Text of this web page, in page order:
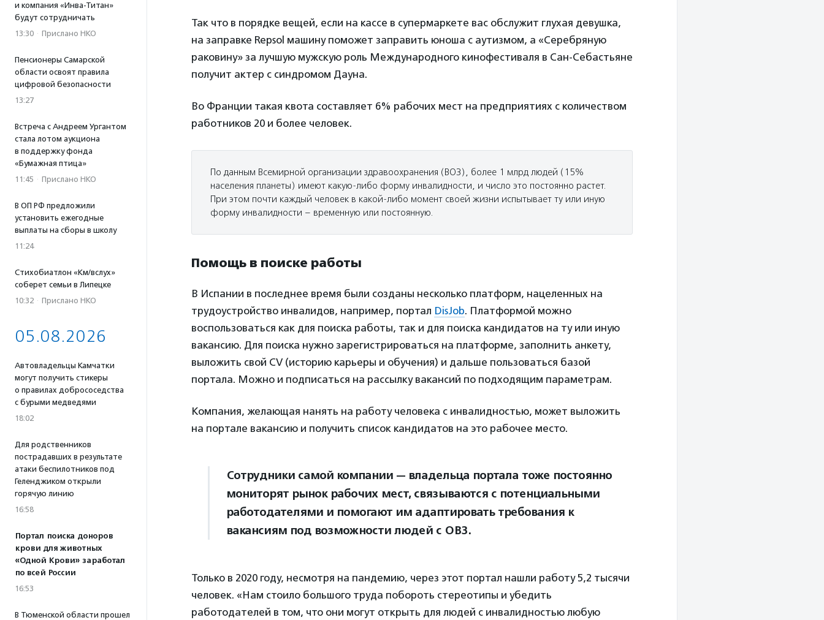
и компания «Инва-Титан»
будут сотрудничать
13:30 · Прислано НКО
Пенсионеры Самарской
области освоят правила
цифровой безопасности
13:27
Встреча с Андреем Ургантом
стала лотом аукциона
в поддержку фонда
«Бумажная птица»
11:45 · Прислано НКО
В ОП РФ предложили
установить ежегодные
выплаты на сборы в школу
11:24
Стихобиатлон «Км/вслух»
соберет семьи в Липецке
10:32 · Прислано НКО
05.08.2026
Автовладельцы Камчатки
могут получить стикеры
о правилах добрососедства
с бурыми медведями
18:02
Для родственников
пострадавших в результате
атаки беспилотников под
Геленджиком открыли
горячую линию
16:58
Портал поиска доноров
крови для животных
«Одной Крови» заработал
по всей России
16:53
В Тюменской области прошел
Так что в порядке вещей, если на кассе в супермаркете вас обслужит глухая девушка,
на заправке Repsol машину поможет заправить юноша с аутизмом, а «Серебряную
раковину» за лучшую мужскую роль Международного кинофестиваля в Сан-Себастьяне
получит актер с синдромом Дауна.
Во Франции такая квота составляет 6% рабочих мест на предприятиях с количеством
работников 20 и более человек.
По данным Всемирной организации здравоохранения (ВОЗ), более 1 млрд людей (15%
населения планеты) имеют какую-либо форму инвалидности, и число это постоянно растет.
При этом почти каждый человек в какой-либо момент своей жизни испытывает ту или иную
форму инвалидности – временную или постоянную.
Помощь в поиске работы
В Испании в последнее время были созданы несколько платформ, нацеленных на
трудоустройство инвалидов, например, портал DisJob. Платформой можно
воспользоваться как для поиска работы, так и для поиска кандидатов на ту или иную
вакансию. Для поиска нужно зарегистрироваться на платформе, заполнить анкету,
выложить свой CV (историю карьеры и обучения) и дальше пользоваться базой
портала. Можно и подписаться на рассылку вакансий по подходящим параметрам.
Компания, желающая нанять на работу человека с инвалидностью, может выложить
на портале вакансию и получить список кандидатов на это рабочее место.
Сотрудники самой компании — владельца портала тоже постоянно
мониторят рынок рабочих мест, связываются с потенциальными
работодателями и помогают им адаптировать требования к
вакансиям под возможности людей с ОВЗ.
Только в 2020 году, несмотря на пандемию, через этот портал нашли работу 5,2 тысячи
человек. «Нам стоило большого труда побороть стереотипы и убедить
работодателей в том, что они могут открыть для людей с инвалидностью любую